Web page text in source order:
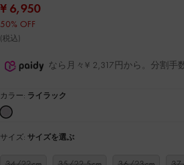
¥ 6,950
50% OFF
(税込)
なら月々¥ 2,317円から。分割手
カラー: ライラック
サイズ: サイズを選ぶ